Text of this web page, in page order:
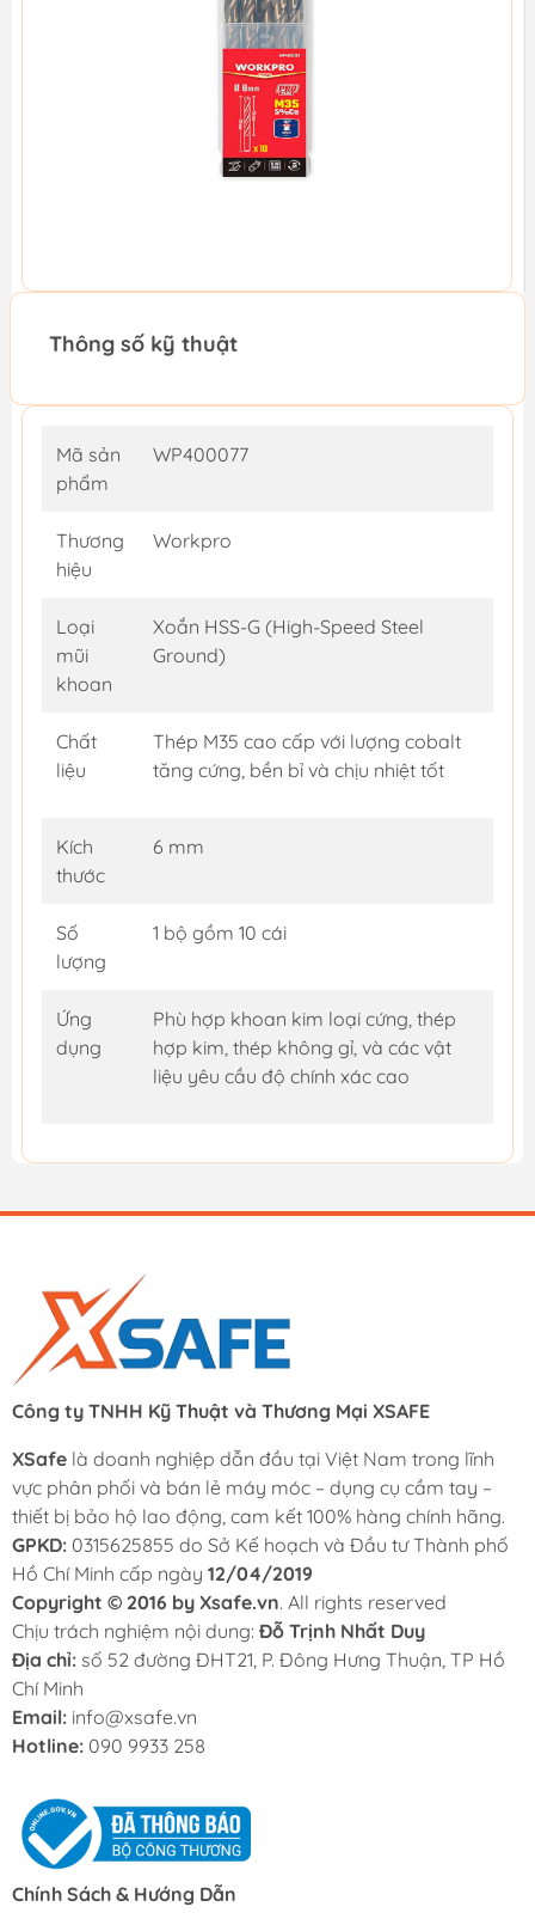
Thông số kỹ thuật
Mã sản
phẩm
WP400077
Thương
hiệu
Workpro
Loại
mũi
khoan
Xoắn HSS-G (High-Speed Steel
Ground)
Chất
liệu
Thép M35 cao cấp với lượng cobalt
tăng cứng, bền bỉ và chịu nhiệt tốt
Kích
thước
6 mm
Số
lượng
1 bộ gồm 10 cái
Ứng
dụng
Phù hợp khoan kim loại cứng, thép
hợp kim, thép không gỉ, và các vật
liệu yêu cầu độ chính xác cao
Công ty TNHH Kỹ Thuật và Thương Mại XSAFE
XSafe là doanh nghiệp dẫn đầu tại Việt Nam trong lĩnh
vực phân phối và bán lẻ máy móc – dụng cụ cầm tay –
thiết bị bảo hộ lao động, cam kết 100% hàng chính hãng.
GPKD: 0315625855 do Sở Kế hoạch và Đầu tư Thành phố
Hồ Chí Minh cấp ngày 12/04/2019
Copyright © 2016 by Xsafe.vn. All rights reserved
Chịu trách nghiệm nội dung: Đỗ Trịnh Nhất Duy
Địa chỉ: số 52 đường ĐHT21, P. Đông Hưng Thuận, TP Hồ
Chí Minh
Email: info@xsafe.vn
Hotline: 090 9933 258
Chính Sách & Hướng Dẫn